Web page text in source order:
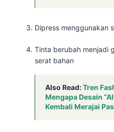
Dipress menggunakan
Tinta berubah menjadi
serat bahan
Also Read:Tren
Mengapa Desain
Kembali Merajai